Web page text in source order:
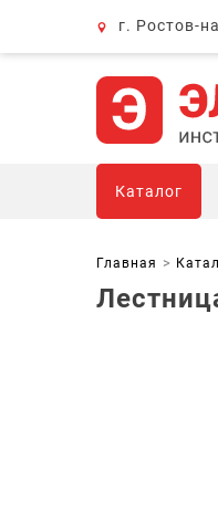
г. Ростов-
Каталог
Главная